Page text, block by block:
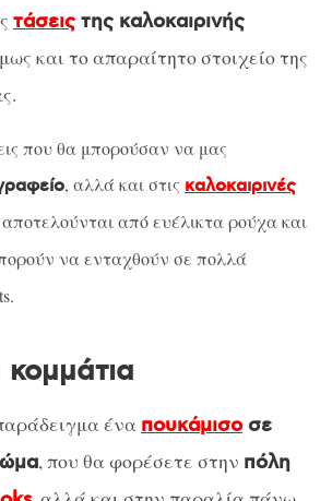
τάσεις της καλοκαιρινής
και το απαραίτητο στοιχείο της
που θα μπορούσαν να μας
, αλλά και στις καλοκαιρινές
από ευέλικτα ρούχα και
να ενταχθούν σε πολλά
ένα πουκάμισοσε
, που θα φορέσετε στην πόλη